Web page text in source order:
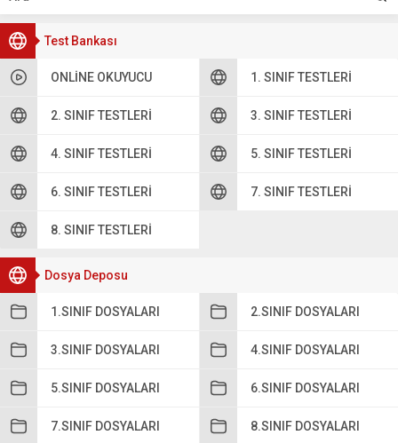
Test Bankası
ONLINE OKUYUCU 1. SINIF TESTLERI
2. SINIF TESTLERI 3. SINIF TESTLERI
4. SINIF TESTLERI 5. SINIF TESTLERI
6. SINIF TESTLERI 7. SINIF TESTLERI
8. SINIF TESTLERI
Dosya Deposu
1.SINIF DOSYALARI 2.SINIF DOSYALARI
3.SINIF DOSYALARI 4.SINIF DOSYALARI
5.SINIF DOSYALARI 6.SINIF DOSYALARI
7.SINIF DOSYALARI 8.SINIF DOSYALARI